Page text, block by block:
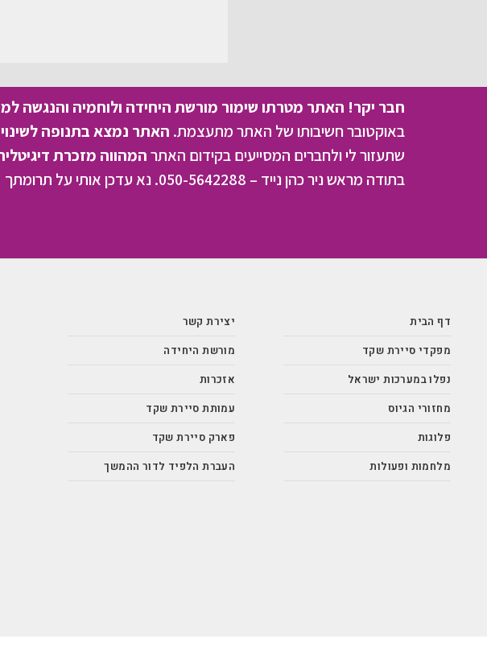
חבר יקר! האתר מטרתו שימור מורשת היחידה ולוחמיה והנגשה
באוקטובר חשיבותו של האתר מתעצמת. האתר נמצא בתנופה
שתעזור לי ולחברים המסייעים בקידום האתרהמהווה מזכרת
בתודה מראש ניר כהן נייד – 050-5642288. נא עדכן אותי על תרומתך
דף הבית
מפקדי סיירת שקד
נפלו במערכות ישראל
מחזורי הגיוס
פלוגות
מלחמות ופעולות
יצירת קשר
מורשת היחידה
אזכרות
עמותת סיירת שקד
פארק סיירת שקד
העברת הלפיד לדור ההמשך